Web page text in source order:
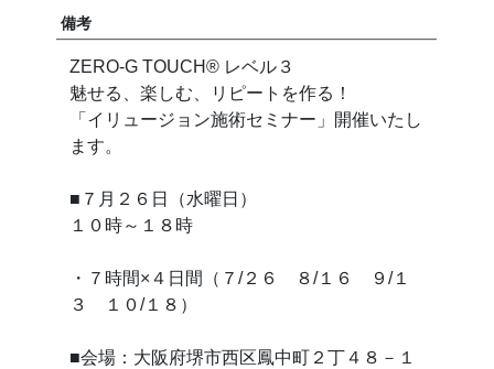
備考
ZERO-G TOUCH®︎ レベル３
魅せる、楽しむ、リピートを作る！
「イリュージョン施術セミナー」開催いたし
ます。
■７月２６日（水曜日）
１０時～１８時
・７時間×４日間（７/２６ ８/１６ ９/１
３ １０/１８）
■会場：大阪府堺市西区鳳中町２丁４８－１